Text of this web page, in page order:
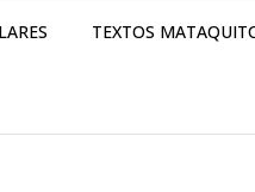
TEXTOS